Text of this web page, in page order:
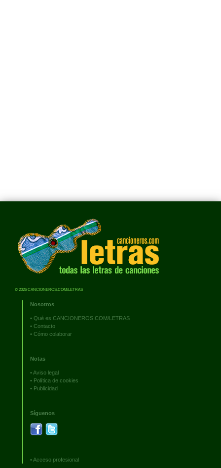
© 2026 CANCIONEROS.COM/LETRAS
Nosotros
• Qué es CANCIONEROS.COM/LETRAS
• Contacto
• Cómo colaborar
Notas
•Aviso legal
• Política de cookies
• Publicidad
Síguenos
•Acceso profesional